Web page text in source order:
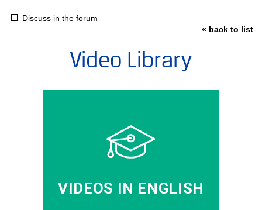
Discuss in the forum
« back to list
Video Library
VIDEOS IN ENGLISH